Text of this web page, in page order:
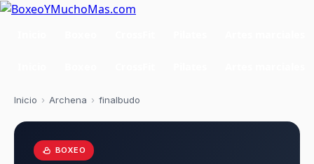
Inicio › Archena › finalbudo
BOXEO